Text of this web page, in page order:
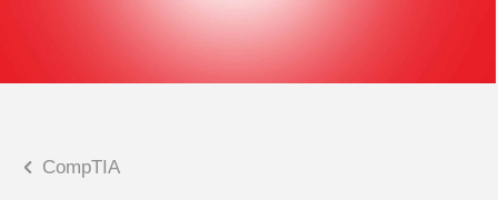
CompTIATobias Bladt Haarder